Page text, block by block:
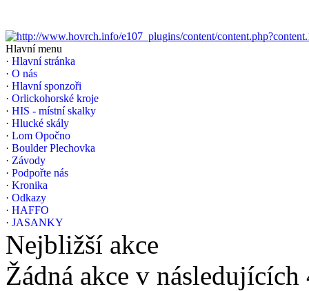
Hlavní menu
· Hlavní stránka
· O nás
· Hlavní sponzoři
· Orlickohorské kroje
· HIS - místní skalky
· Hlucké skály
· Lom Opočno
· Boulder Plechovka
· Závody
· Podpořte nás
· Kronika
· Odkazy
· HAFFO
· JASANKY
Nejbližší akce
Žádná akce v